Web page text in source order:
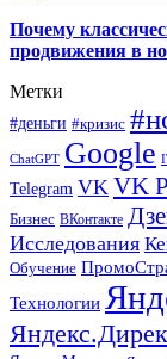
Почему
продвижения в
Метки
#деньги #кризис
ChatGPT Google
Telegram VK VK
Бизнес ВКонтакте
Исследования
Обучение
Технологии